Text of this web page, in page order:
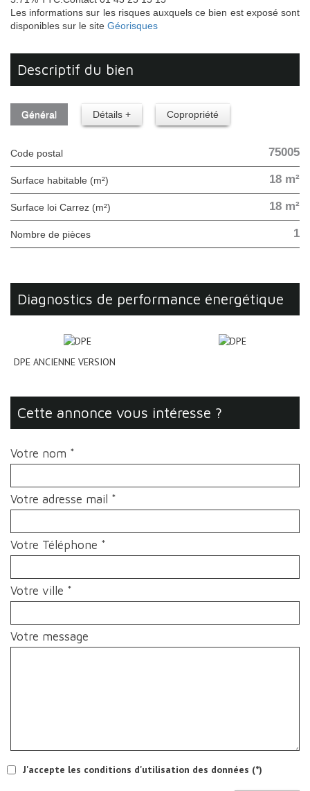
Les informations sur les risques auxquels ce bien est exposé sont
disponibles sur le site Géorisques
descriptif du bien
Général Détails + Copropriété
Code postal 75005
Surface habitable (m²) 18 m²
Surface loi Carrez (m²) 18 m²
Nombre de pièces 1
diagnostics de performance énergétique
DPE ANCIENNE VERSION
cette annonce vous intéresse ?
Votre nom *
Votre adresse mail *
Votre Téléphone *
Votre ville *
Votre message
J'accepte les conditions d'utilisation des données (*)